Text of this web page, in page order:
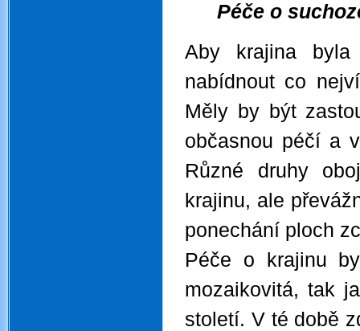
Péče o
Aby krajina
nabídnout co
Měly by být
občasnou péčí a
Různé druhy
krajinu, ale
ponechání ploch
Péče o krajinu
mozaikovitá, tak
století. V té době